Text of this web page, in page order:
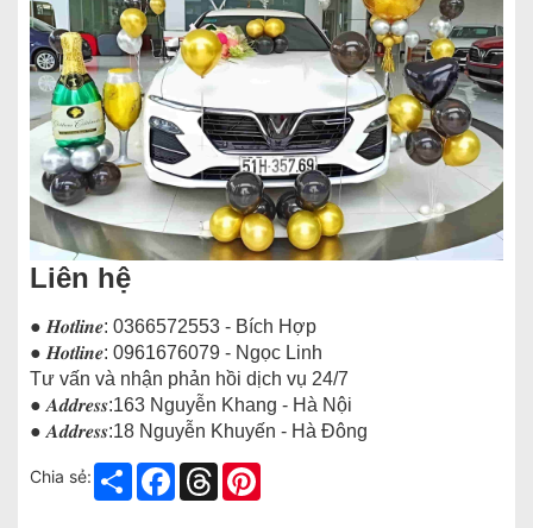
Liên hệ
● 𝑯𝒐𝒕𝒍𝒊𝒏𝒆: 0366572553 - Bích Hợp
● 𝑯𝒐𝒕𝒍𝒊𝒏𝒆: 0961676079 - Ngọc Linh
Tư vấn và nhận phản hồi dịch vụ 24/7
● 𝑨𝒅𝒅𝒓𝒆𝒔𝒔:163 Nguyễn Khang - Hà Nội
● 𝑨𝒅𝒅𝒓𝒆𝒔𝒔:18 Nguyễn Khuyến - Hà Đông
Chia sẻ: Share Facebook
Threads